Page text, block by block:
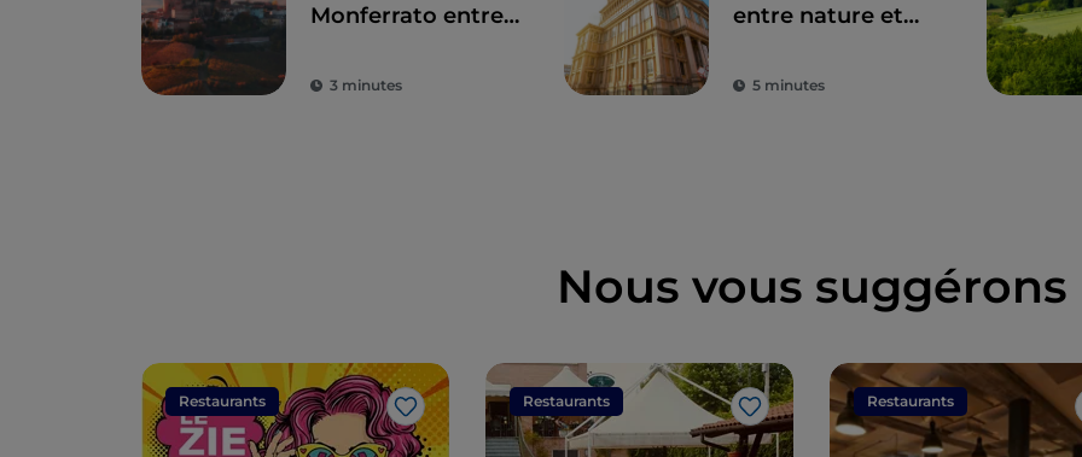
Monferrato entre
villages et
3 minutes
entre nature et
lasse jamais
5 minutes
Nous vous suggérons
Restaurants
J’aime
Restaurants
J’aime
Restaurants